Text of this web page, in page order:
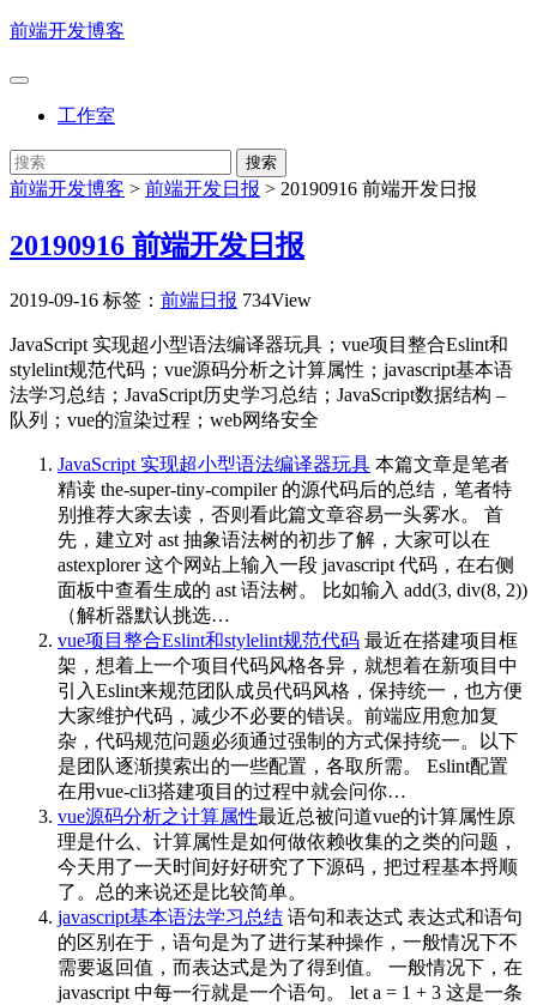
前端开发博客
工作室
前端开发博客 > 前端开发日报 > 20190916 前端开发日报
20190916 前端开发日报
2019-09-16 标签： 前端日报 734View
JavaScript 实现超小型语法编译器玩具；vue项目整合Eslint和
stylelint规范代码；vue源码分析之计算属性；javascript基本语
法学习总结；JavaScript历史学习总结；JavaScript数据结构 –
队列；vue的渲染过程；web网络安全
JavaScript 实现超小型语法编译器玩具 本篇文章是笔者
精读 the-super-tiny-compiler 的源代码后的总结，笔者特
别推荐大家去读，否则看此篇文章容易一头雾水。 首
先，建立对 ast 抽象语法树的初步了解，大家可以在
astexplorer 这个网站上输入一段 javascript 代码，在右侧
面板中查看生成的 ast 语法树。 比如输入 add(3, div(8, 2))
（解析器默认挑选…
vue项目整合Eslint和stylelint规范代码 最近在搭建项目框
架，想着上一个项目代码风格各异，就想着在新项目中
引入Eslint来规范团队成员代码风格，保持统一，也方便
大家维护代码，减少不必要的错误。前端应用愈加复
杂，代码规范问题必须通过强制的方式保持统一。以下
是团队逐渐摸索出的一些配置，各取所需。 Eslint配置
在用vue-cli3搭建项目的过程中就会问你…
vue源码分析之计算属性最近总被问道vue的计算属性原
理是什么、计算属性是如何做依赖收集的之类的问题，
今天用了一天时间好好研究了下源码，把过程基本捋顺
了。总的来说还是比较简单。
javascript基本语法学习总结 语句和表达式 表达式和语句
的区别在于，语句是为了进行某种操作，一般情况下不
需要返回值，而表达式是为了得到值。 一般情况下，在
javascript 中每一行就是一个语句。 let a = 1 + 3 这是一条